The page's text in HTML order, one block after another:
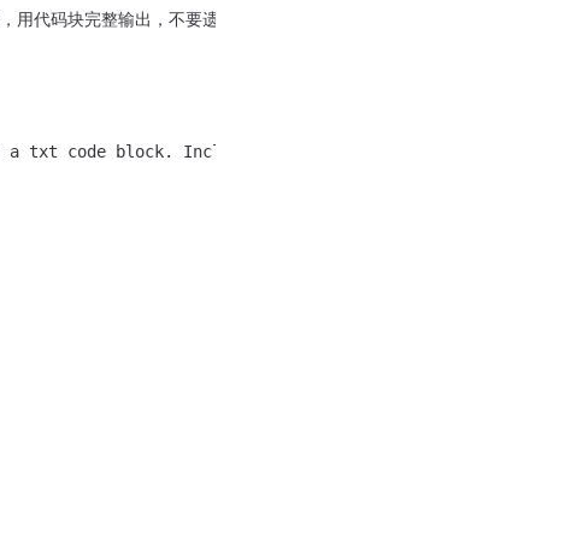
码块完整输出，不要遗漏任何信息。
a txt code block. Include everything.